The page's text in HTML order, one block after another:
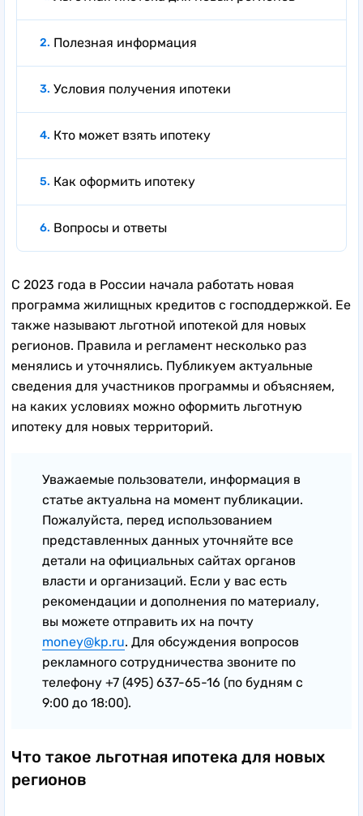
Полезная информация
Условия получения ипотеки
Кто может взять ипотеку
Как оформить ипотеку
Вопросы и ответы
С 2023 года в России начала работать новая
программа жилищных кредитов с господдержкой. Ее
также называют льготной ипотекой для новых
регионов. Правила и регламент несколько раз
менялись и уточнялись. Публикуем актуальные
сведения для участников программы и объясняем,
на каких условиях можно оформить льготную
ипотеку для новых территорий.
Уважаемые пользователи, информация в
статье актуальна на момент публикации.
Пожалуйста, перед использованием
представленных данных уточняйте все
детали на официальных сайтах органов
власти и организаций. Если у вас есть
рекомендации и дополнения по материалу,
вы можете отправить их на почту
money@kp.ru. Для обсуждения вопросов
рекламного сотрудничества звоните по
телефону +7 (495) 637-65-16 (по будням с
9:00 до 18:00).
Что такое льготная ипотека для новых
регионов